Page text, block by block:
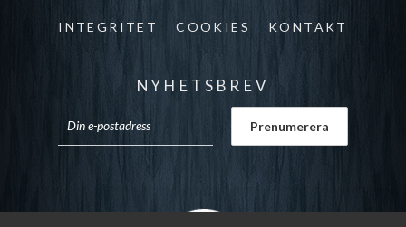
INTEGRITET COOKIES KONTAKT
NYHETSBREV